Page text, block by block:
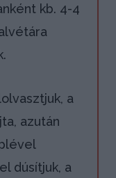
kb. 4-4
a
azután
dúsítjuk, a